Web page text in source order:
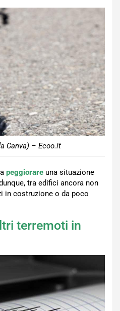
Canva) – Ecoo.it
peggiorare una situazione
tra edifici ancora non
in costruzione o da poco
terremoti in